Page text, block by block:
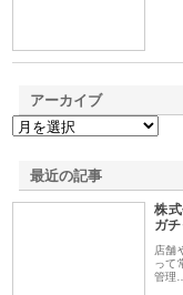
アーカイブ
最近の記事
株
ガ
店舗
って
管理…